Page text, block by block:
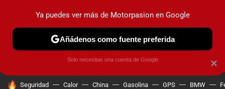
PRUEBAS COCHES ELÉCTRICOS OBSERVATORIO
HOY SE HABLA DE
Seguridad Calor China Gasolina GPS BMW
×
Ya puedes ver más de Motorpasion en Google
Añádenos como fuente preferida
Solo necesitas una cuenta de Google